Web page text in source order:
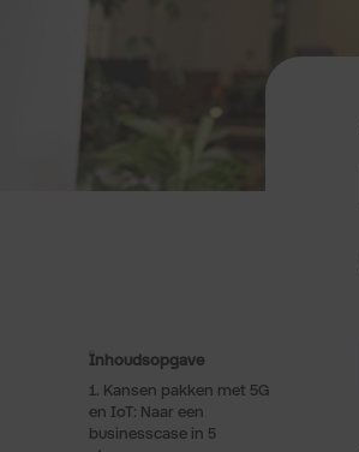
Inhoudsopgave
1. Kansen pakken met 5G
en IoT: Naar een
businesscase in 5